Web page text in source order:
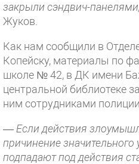
закрыли сэндвич-панелями,
Жуков.
Как нам сообщили в
Копейску, материалы по
школе № 42, в ДК имени
центральной библиотеке
ним сотрудниками
— Если действия
причинение значительного
подпадают под действия